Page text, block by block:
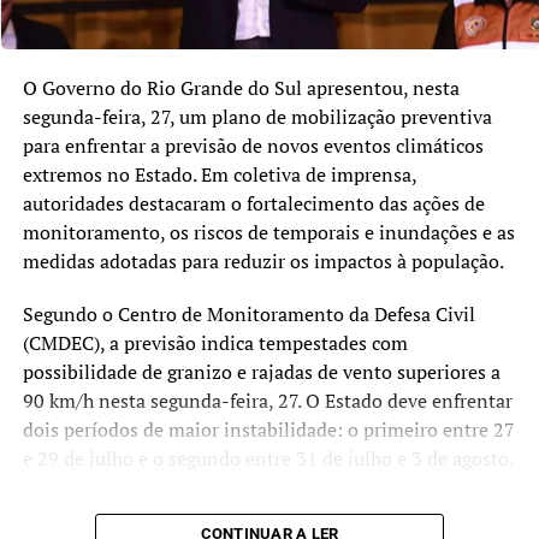
O Governo do Rio Grande do Sul apresentou, nesta
segunda-feira, 27, um plano de mobilização preventiva
para enfrentar a previsão de novos eventos climáticos
extremos no Estado. Em coletiva de imprensa,
autoridades destacaram o fortalecimento das ações de
monitoramento, os riscos de temporais e inundações e as
medidas adotadas para reduzir os impactos à população.
Segundo o Centro de Monitoramento da Defesa Civil
(CMDEC), a previsão indica tempestades com
possibilidade de granizo e rajadas de vento superiores a
90 km/h nesta segunda-feira, 27. O Estado deve enfrentar
dois períodos de maior instabilidade: o primeiro entre 27
e 29 de julho e o segundo entre 31 de julho e 3 de agosto.
Os volumes de chuva podem atingir 150 milímetros em
CONTINUAR A LER